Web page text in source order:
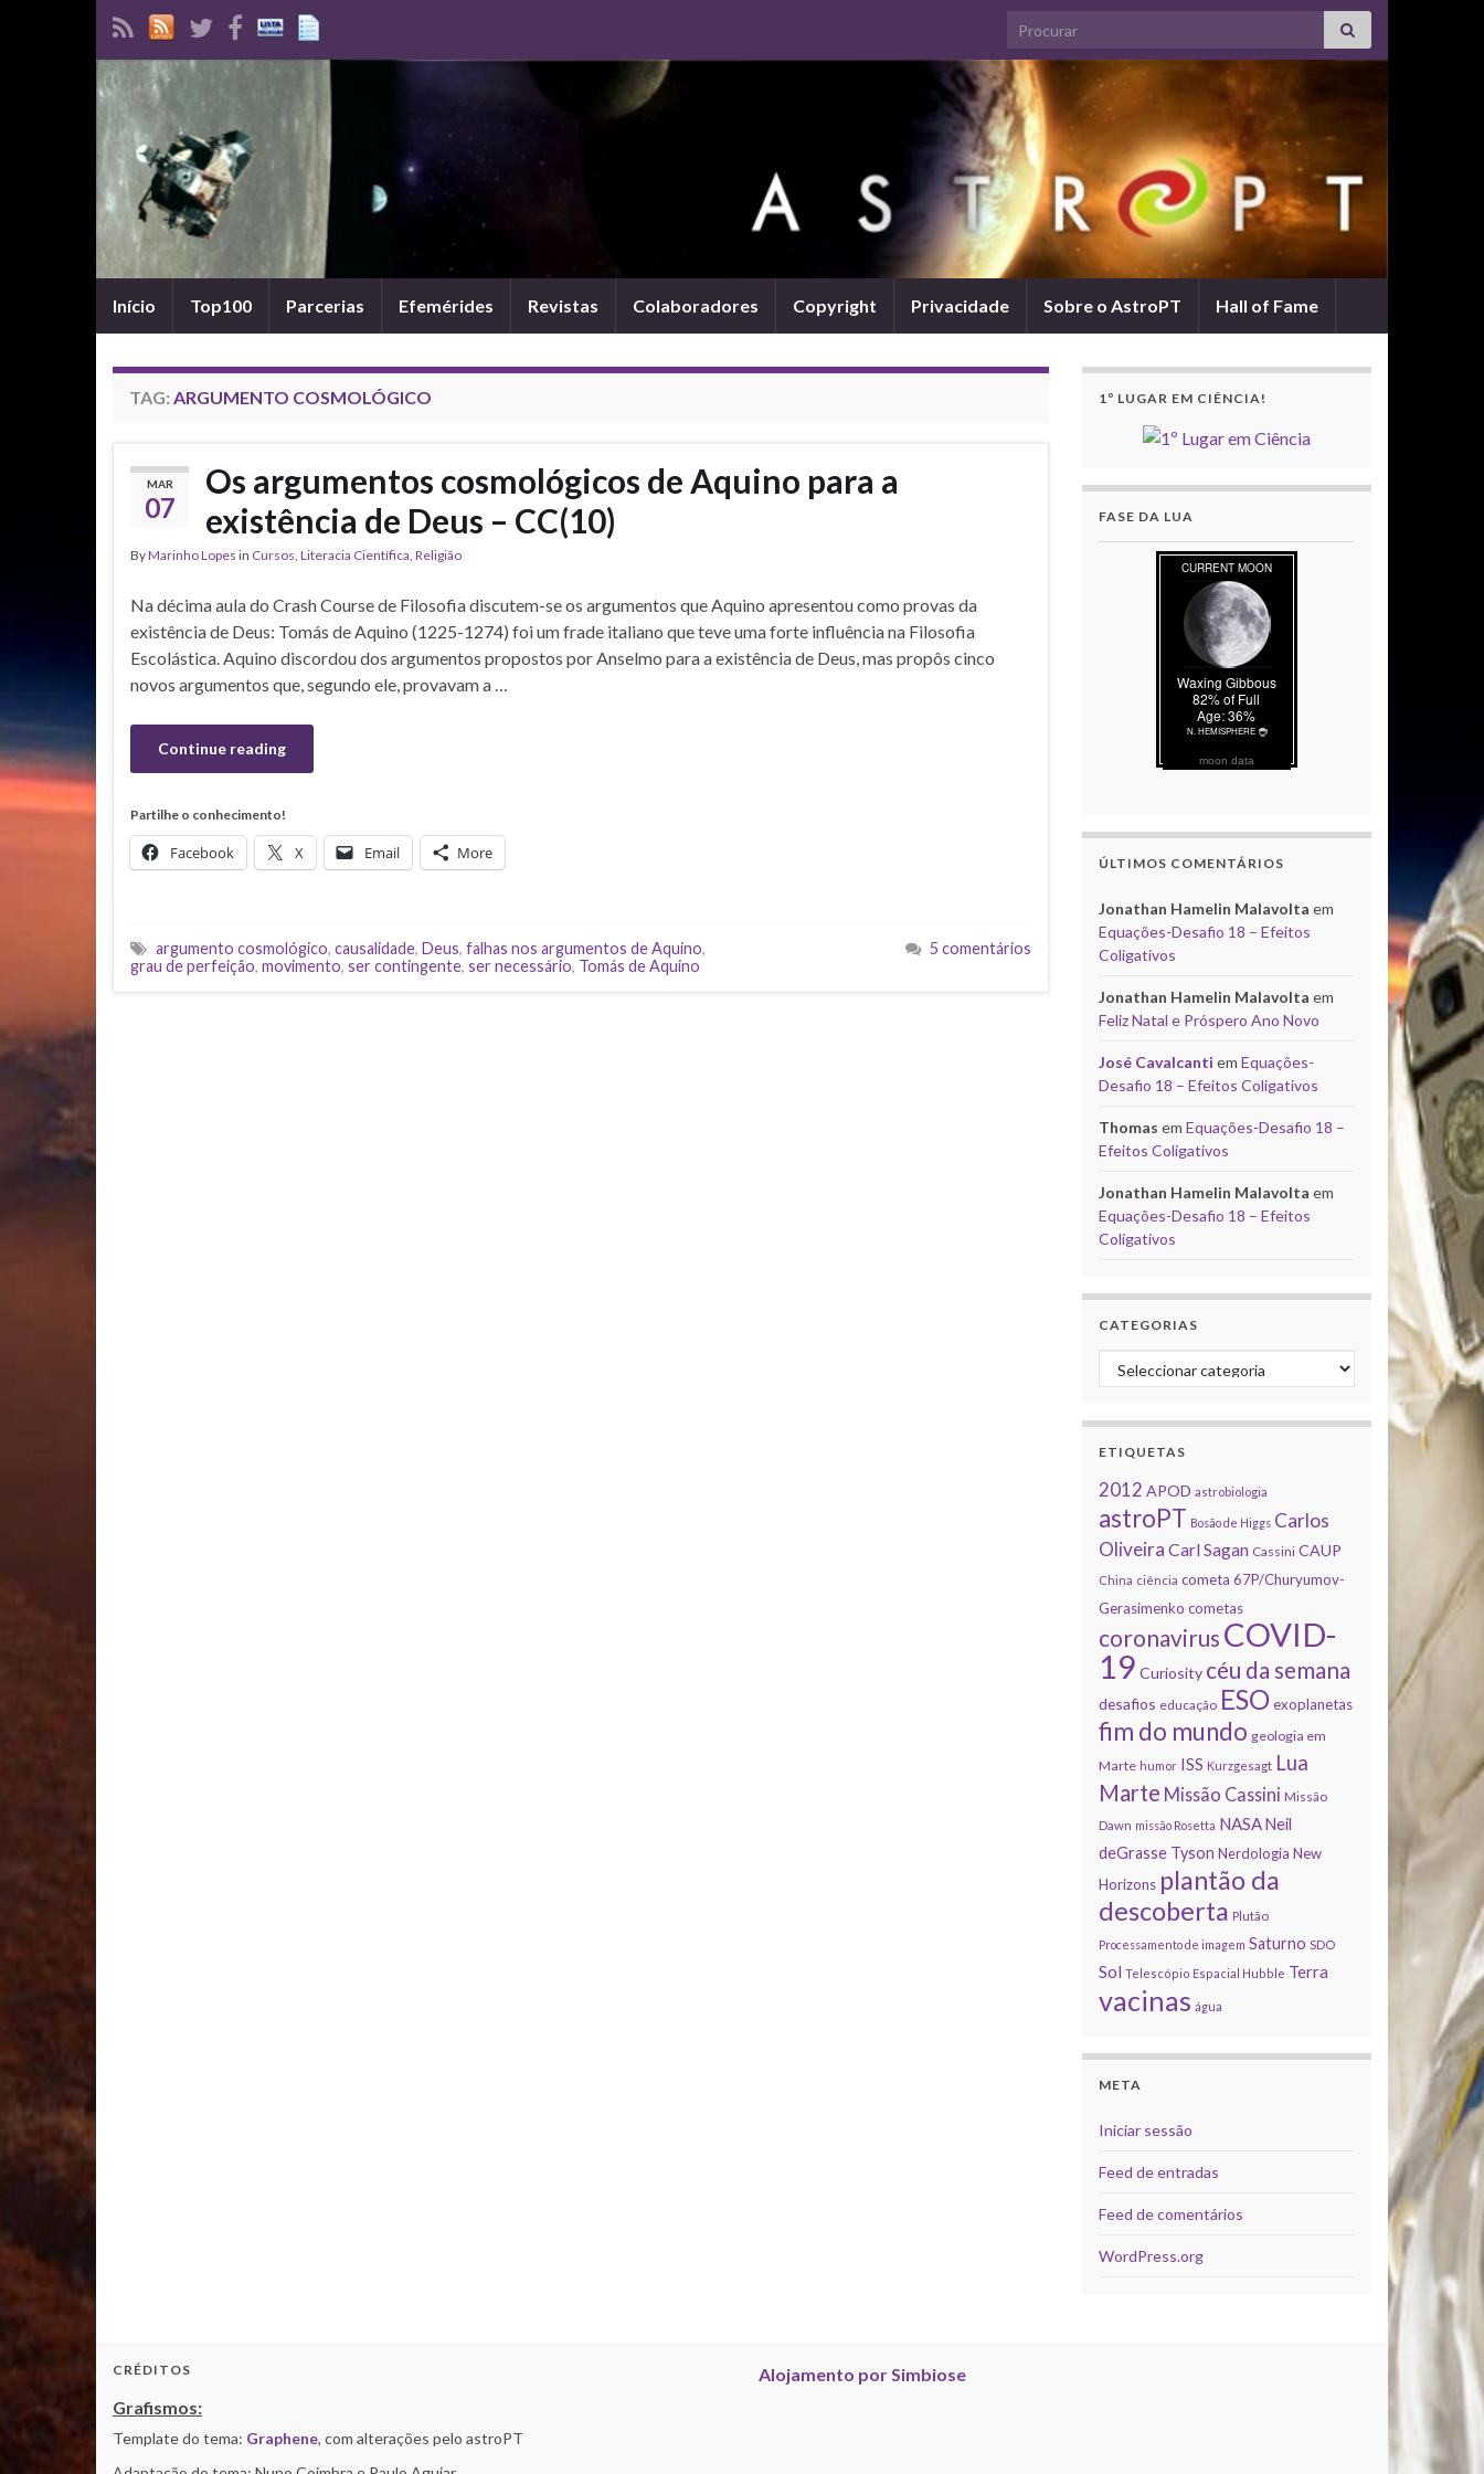
Search for:
Início Top100 Parcerias Efemérides Revistas Colaboradores Copyright Privacidade Sobre o AstroPT Hall of Fame
TAG: ARGUMENTO COSMOLÓGICO
MAR
07
Os argumentos cosmológicos de Aquino para a
existência de Deus – CC(10)
ByMarinho Lopes in Cursos, Literacia Científica, Religião
Na décima aula do Crash Course de Filosofia discutem-se os argumentos que Aquino apresentou como provas da
existência de Deus: Tomás de Aquino (1225-1274) foi um frade italiano que teve uma forte influência na Filosofia
Escolástica. Aquino discordou dos argumentos propostos por Anselmo para a existência de Deus, mas propôs cinco
novos argumentos que, segundo ele, provavam a …
Continue reading
Partilhe o conhecimento!
Facebook X Email More
argumento cosmológico, causalidade, Deus, falhas nos argumentos de Aquino,
grau de perfeição, movimento, ser contingente, ser necessário, Tomás de Aquino
5 comentários
1º LUGAR EM CIÊNCIA!
FASE DA LUA
moon data
ÚLTIMOS COMENTÁRIOS
Jonathan Hamelin Malavolta em
Equações-Desafio 18 – Efeitos
Coligativos
Jonathan Hamelin Malavolta em
Feliz Natal e Próspero Ano Novo
José Cavalcanti em Equações-
Desafio 18 – Efeitos Coligativos
Thomas em Equações-Desafio 18 –
Efeitos Coligativos
Jonathan Hamelin Malavolta em
Equações-Desafio 18 – Efeitos
Coligativos
CATEGORIAS
Categorias
ETIQUETAS
2012 APOD astrobiologia
astroPT Bosão de Higgs Carlos
Oliveira Carl Sagan Cassini CAUP
China ciência cometa 67P/Churyumov-
Gerasimenko cometas
coronavirus COVID-
19 Curiosity céu da semana
desafios educação ESO exoplanetas
fim do mundo geologia em
Marte humor ISS Kurzgesagt Lua
Marte Missão Cassini Missão
Dawn missão Rosetta NASA Neil
deGrasse Tyson Nerdologia New
Horizons plantão da
descoberta Plutão
Processamento de imagem Saturno SDO
Sol Telescópio Espacial Hubble Terra
vacinas água
META
Iniciar sessão
Feed de entradas
Feed de comentários
WordPress.org
CRÉDITOS
Grafismos:
Template do tema: Graphene, com alterações pelo astroPT
Alojamento por Simbiose